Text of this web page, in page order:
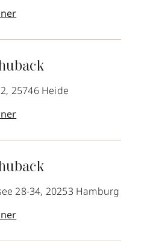
25746 Heide
28-34, 20253 Hamburg